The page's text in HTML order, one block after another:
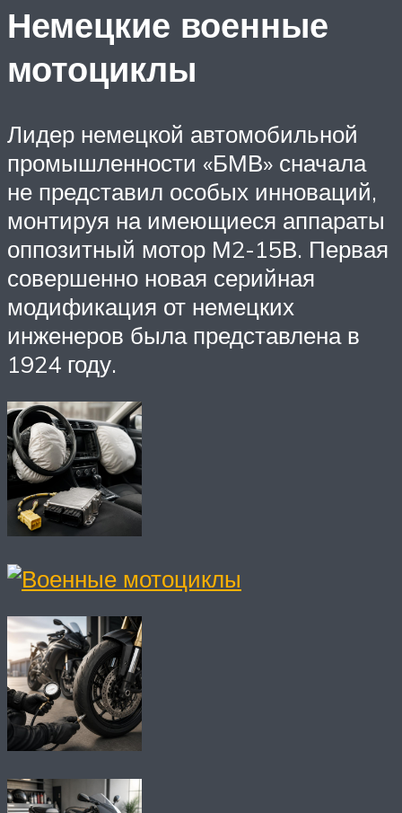
Немецкие военные
мотоциклы
Лидер немецкой автомобильной
промышленности «БМВ» сначала
не представил особых инноваций,
монтируя на имеющиеся аппараты
оппозитный мотор М2-15В. Первая
совершенно новая серийная
модификация от немецких
инженеров была представлена в
1924 году.